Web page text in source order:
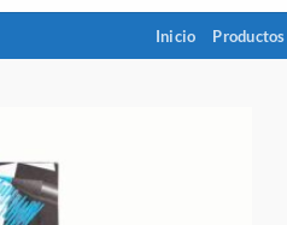
Inicio Productos